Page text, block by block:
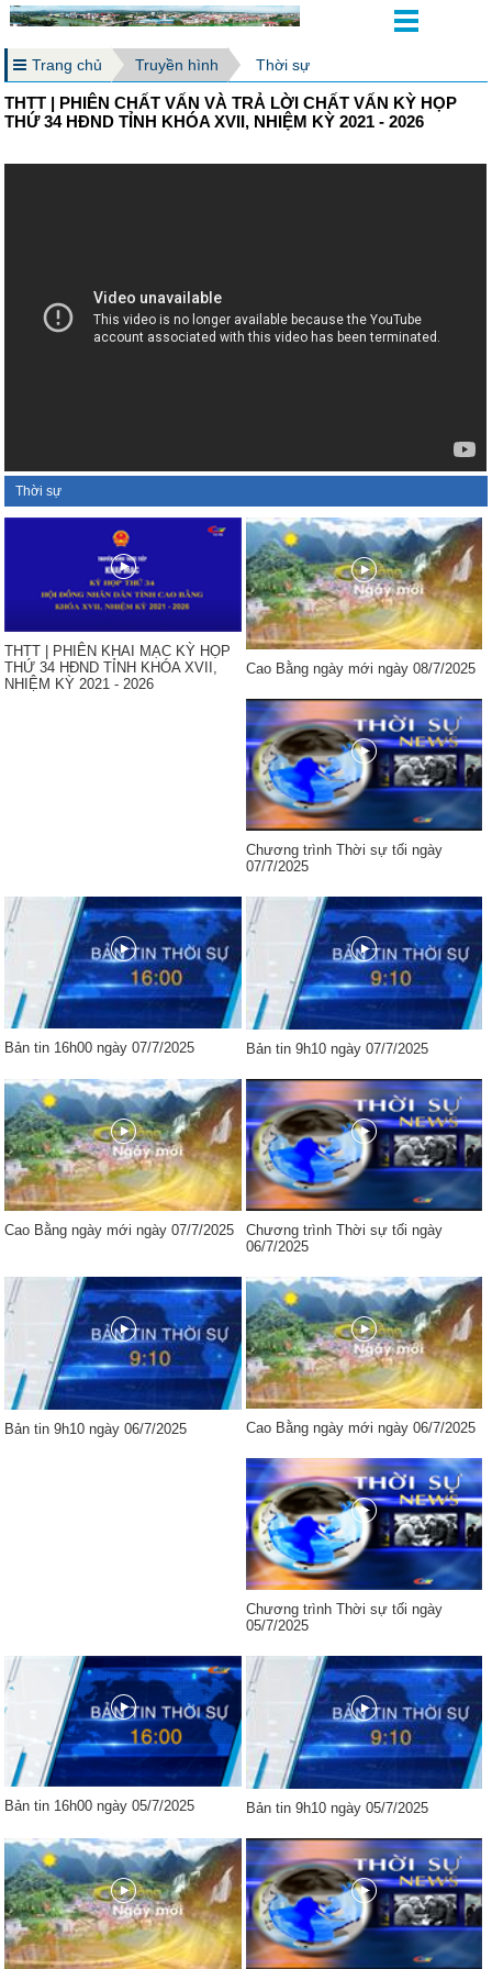
Trang chủ Truyền hình Thời sự
THTT | PHIÊN CHẤT VẤN VÀ TRẢ LỜI CHẤT VẤN KỲ HỌP
THỨ 34 HĐND TỈNH KHÓA XVII, NHIỆM KỲ 2021 - 2026
Thời sự
THTT | PHIÊN KHAI MẠC KỲ HỌP
THỨ 34 HĐND TỈNH KHÓA XVII,
NHIỆM KỲ 2021 - 2026
Cao Bằng ngày mới ngày 08/7/2025
Chương trình Thời sự tối ngày
07/7/2025
Bản tin 16h00 ngày 07/7/2025 Bản tin 9h10 ngày 07/7/2025
Cao Bằng ngày mới ngày 07/7/2025
Chương trình Thời sự tối ngày
06/7/2025
Bản tin 9h10 ngày 06/7/2025 Cao Bằng ngày mới ngày 06/7/2025
Chương trình Thời sự tối ngày
05/7/2025
Bản tin 16h00 ngày 05/7/2025 Bản tin 9h10 ngày 05/7/2025